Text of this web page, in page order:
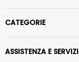
CATEGORIE
ASSISTENZA E SERVIZI